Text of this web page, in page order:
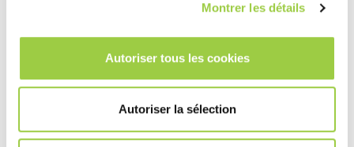
Montrer les détails
Autoriser tous les cookies
Autoriser la sélection
塞吸管吸取清洗机水箱中的样品，倒入烧杯中。 用试管完成软化
溶液的滴定：加入 3 滴有色指示剂。 摇匀。 溶液变色。 数滴
数，加入滴管溶液，观察颜色变化。 在倒滴的同时以圆周运动摇
动烧杯。 添加水滴直到颜色不再改变：然后停止添加水滴。
INVENTEC 销售人员随 PCA KIT 一起提供。